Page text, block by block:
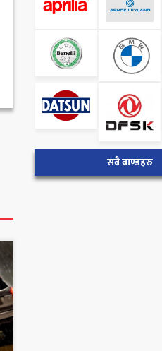
सबै ब्राण्डहरु